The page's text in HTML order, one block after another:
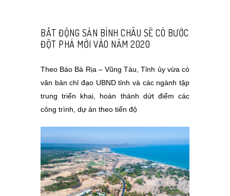
BẤT ĐỘNG SẢN BÌNH CHÂU SẼ CÓ BƯỚC
ĐỘT PHÁ MỚI VÀO NĂM 2020
Theo Báo Bà Rịa – Vũng Tàu, Tỉnh ủy vừa có
văn bản chỉ đạo UBND tỉnh và các ngành tập
trung triển khai, hoàn thành dứt điểm các
công trình, dự án theo tiến độ